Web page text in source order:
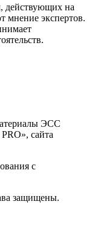
действующих на
мнение экспертов.
ЭСС
сайта
с
защищены.